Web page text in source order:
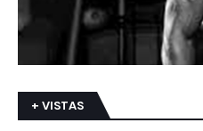
+ VISTAS